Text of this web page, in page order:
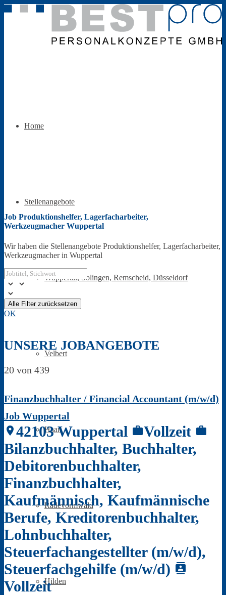
Home
Stellenangebote
Wuppertal, Solingen, Remscheid, Düsseldorf
Velbert
Haan
Radevormwald
Hilden
Job Produktionshelfer, Lagerfacharbeiter,
Werkzeugmacher Wuppertal
Wir haben die Stellenangebote Produktionshelfer, Lagerfacharbeiter,
Werkzeugmacher in Wuppertal
Alle Filter zurücksetzen
OK
UNSERE JOBANGEBOTE
20 von 439
Finanzbuchhalter / Financial Accountant (m/w/d)
Job Wuppertal
location_on 42103 Wuppertal workVollzeit work
Bilanzbuchhalter, Buchhalter,
Debitorenbuchhalter,
Finanzbuchhalter,
Kaufmännisch, Kaufmännische
Berufe, Kreditorenbuchhalter,
Lohnbuchhalter,
Steuerfachangestellter (m/w/d),
Steuerfachgehilfe (m/w/d) contacts
Vollzeit